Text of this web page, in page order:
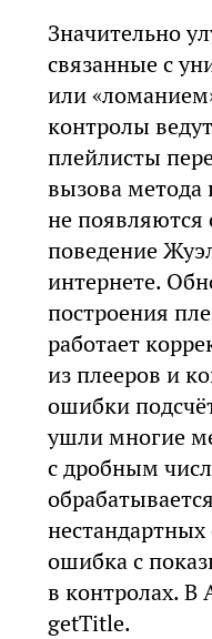
Значительно
связанные с
или
контролы
плейлисты
вызова
не
поведение
интернете.
построения
работает
из плееров и
ошибки
ушли многие
с дробным
ошибка с
в контролах.
getTitle.